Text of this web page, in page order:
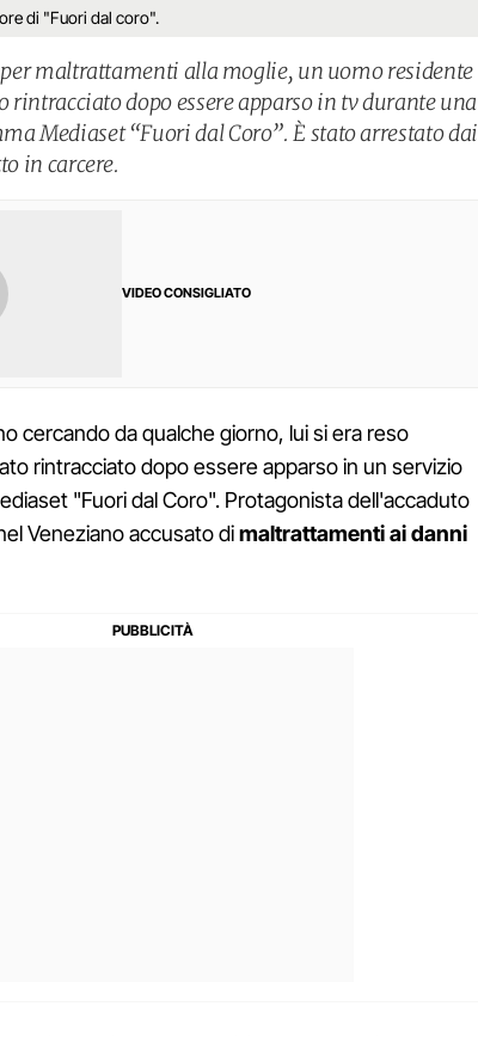
di "Fuori dal coro".
per maltrattamenti alla moglie, un uomo residente
rintracciato dopo essere apparso in tv durante una
Mediaset “Fuori dal Coro”. È stato arrestato dai
in carcere.
VIDEO CONSIGLIATO
cercando da qualche giorno, lui si era reso
rintracciato dopo essere apparso in un servizio
"Fuori dal Coro". Protagonista dell'accaduto
Veneziano accusato dimaltrattamentiai danni